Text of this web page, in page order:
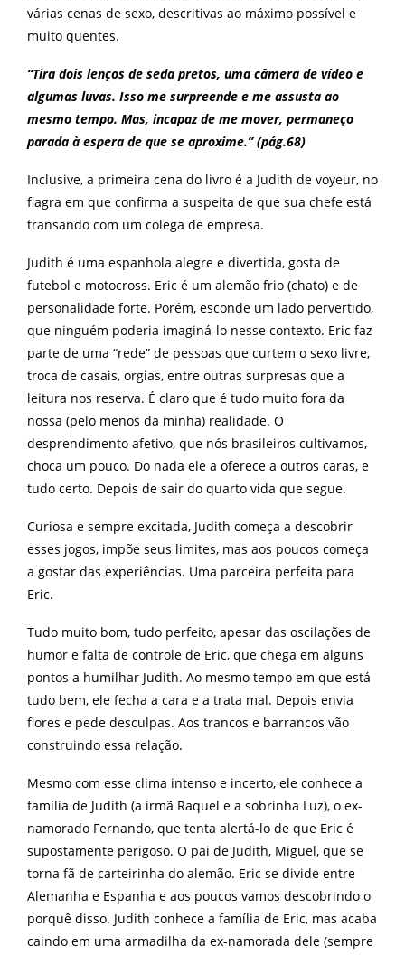
várias cenas de sexo, descritivas ao máximo possível e
muito quentes.
“Tira dois lenços de seda pretos, uma câmera de vídeo e
algumas luvas. Isso me surpreende e me assusta ao
mesmo tempo. Mas, incapaz de me mover, permaneço
parada à espera de que se aproxime.” (pág.68)
Inclusive, a primeira cena do livro é a Judith de voyeur, no
flagra em que confirma a suspeita de que sua chefe está
transando com um colega de empresa.
Judith é uma espanhola alegre e divertida, gosta de
futebol e motocross. Eric é um alemão frio (chato) e de
personalidade forte. Porém, esconde um lado pervertido,
que ninguém poderia imaginá-lo nesse contexto. Eric faz
parte de uma “rede” de pessoas que curtem o sexo livre,
troca de casais, orgias, entre outras surpresas que a
leitura nos reserva. É claro que é tudo muito fora da
nossa (pelo menos da minha) realidade. O
desprendimento afetivo, que nós brasileiros cultivamos,
choca um pouco. Do nada ele a oferece a outros caras, e
tudo certo. Depois de sair do quarto vida que segue.
Curiosa e sempre excitada, Judith começa a descobrir
esses jogos, impõe seus limites, mas aos poucos começa
a gostar das experiências. Uma parceira perfeita para
Eric.
Tudo muito bom, tudo perfeito, apesar das oscilações de
humor e falta de controle de Eric, que chega em alguns
pontos a humilhar Judith. Ao mesmo tempo em que está
tudo bem, ele fecha a cara e a trata mal. Depois envia
flores e pede desculpas. Aos trancos e barrancos vão
construindo essa relação.
Mesmo com esse clima intenso e incerto, ele conhece a
família de Judith (a irmã Raquel e a sobrinha Luz), o ex-
namorado Fernando, que tenta alertá-lo de que Eric é
supostamente perigoso. O pai de Judith, Miguel, que se
torna fã de carteirinha do alemão. Eric se divide entre
Alemanha e Espanha e aos poucos vamos descobrindo o
porquê disso. Judith conhece a família de Eric, mas acaba
caindo em uma armadilha da ex-namorada dele (sempre